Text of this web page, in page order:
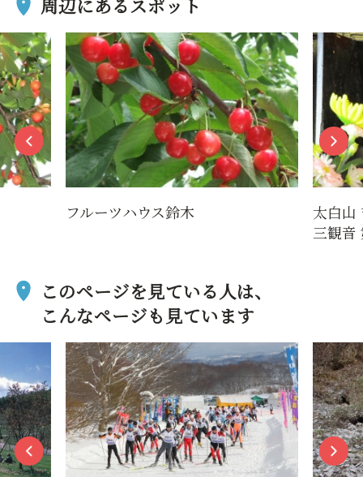
周辺にあるスポット
フルーツハウス鈴木
太白山
三観音
このページを見ている人は、
こんなページも見ています